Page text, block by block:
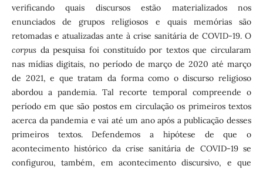
verificando quais discursos estão materializados nos
enunciados de grupos religiosos e quais memórias são
retomadas e atualizadas ante à crise sanitária de COVID-19. O
corpusda pesquisa foi constituído por textos que circularam
nas mídias digitais, no período de março de 2020 até março
de 2021, e que tratam da forma como o discurso religioso
abordou a pandemia. Tal recorte temporal compreende o
período em que são postos em circulação os primeiros textos
acerca da pandemia e vai até um ano após a publicação desses
primeiros textos. Defendemos a hipótese de que o
acontecimento histórico da crise sanitária de COVID-19 se
configurou, também, em acontecimento discursivo, e que